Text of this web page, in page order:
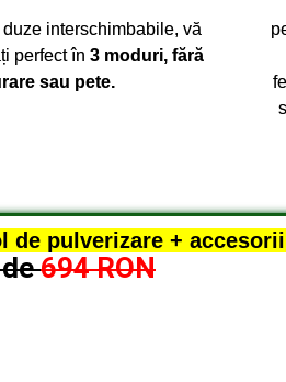
interschimbabile, vă
perfect în 3 moduri, fără
sau pete.
de pulverizare + accesorii
694 RON